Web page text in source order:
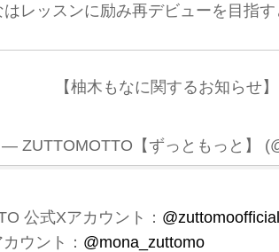
レッスンに励み再デビューを目指す
【柚木もなに関するお知らせ】
— ZUTTOMOTTO【ずっともっと】
公式Xアカウント： @zuttomoofficial
ウント： @mona_zuttomo